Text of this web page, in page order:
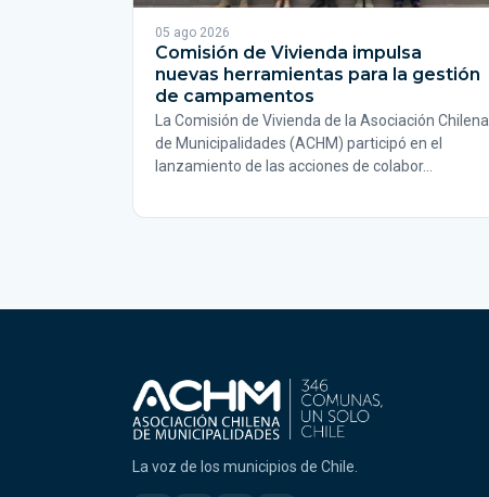
05 ago 2026
Comisión de Vivienda impulsa
nuevas herramientas para la gestión
de campamentos
La Comisión de Vivienda de la Asociación Chilena
de Municipalidades (ACHM) participó en el
lanzamiento de las acciones de colabor…
La voz de los municipios de Chile.